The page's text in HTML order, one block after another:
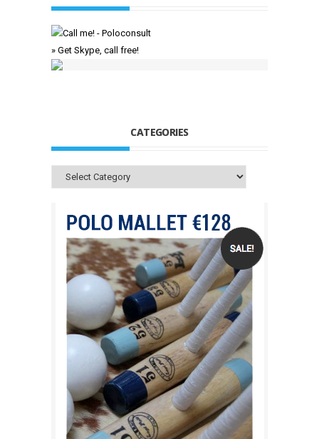
» Get Skype, call free!
CATEGORIES
Categories